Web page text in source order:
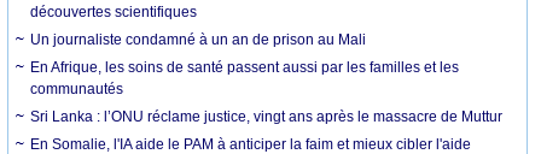
découvertes scientifiques
Un journaliste condamné à un an de prison au Mali
En Afrique, les soins de santé passent aussi par les familles et les
communautés
Sri Lanka : l’ONU réclame justice, vingt ans après le massacre de Muttur
En Somalie, l'IA aide le PAM à anticiper la faim et mieux cibler l'aide